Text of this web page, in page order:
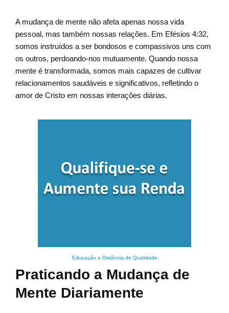
A mudança de mente não afeta apenas nossa vida
pessoal, mas também nossas relações. Em Efésios 4:32,
somos instruídos a ser bondosos e compassivos uns com
os outros, perdoando-nos mutuamente. Quando nossa
mente é transformada, somos mais capazes de cultivar
relacionamentos saudáveis e significativos, refletindo o
amor de Cristo em nossas interações diárias.
Educação a Distância de Qualidade
Praticando a Mudança de
Mente Diariamente